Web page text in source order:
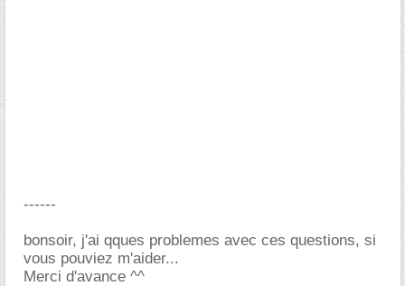
------
bonsoir, j'ai qques problemes avec ces questions, si
vous pouviez m'aider...
Merci d'avance ^^